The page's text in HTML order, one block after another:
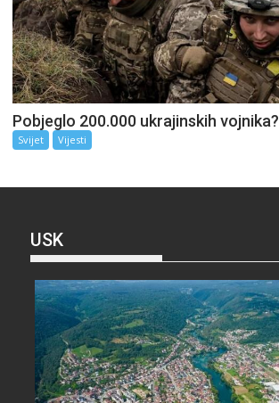
Pobjeglo 200.000 ukrajinskih vojnika?
Svijet Vijesti
USK